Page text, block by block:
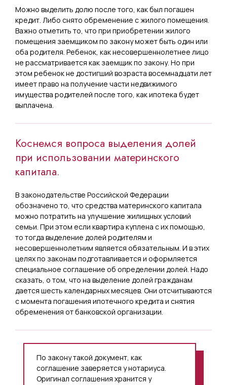
Можно выделить долю после того, как был погашен
кредит. Либо снято обременение с жилого помещения.
Важно отметить то, что при приобретении жилого
помещения заемщиком по закону может быть один или
оба родителя. Ребенок, как несовершеннолетнее лицо
не рассматривается как заемщик по закону. Но при
этом ребенок не достигший возраста восемнадцати лет
имеет право на получение части недвижимого
имущества родителей после того, как ипотека будет
выплачена.
Коснемся вопроса выделения долей
при использовании материнского
капитала.
В законодательстве Российской Федерации
обозначено то, что средства материнского капитала
можно потратить на улучшение жилищных условий
семьи. При этом если квартира куплена с их помощью,
то тогда выделение долей родителям и
несовершеннолетним является обязательным. И в этих
целях по законам подготавливается и оформляется
специальное соглашение об определении долей. Надо
сказать, о том, что на выделение долей гражданам
дается шесть календарных месяцев. Они отсчитываются
с момента погашения ипотечного кредита и снятия
обременения от банковской организации.
По закону такой документ, как
соглашение заверяется у нотариуса.
Оригинал соглашения хранится у